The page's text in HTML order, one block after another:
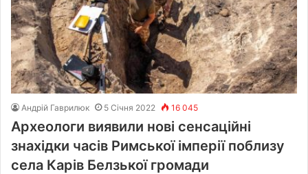
Андрій Гаврилюк 5 Січня 2022 16 045
Археологи виявили нові сенсаційні
знахідки часів Римської імперії поблизу
села Карів Белзької громади